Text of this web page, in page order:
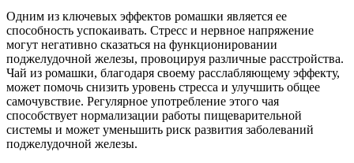
Одним из ключевых эффектов ромашки является ее
способность успокаивать. Стресс и нервное напряжение
могут негативно сказаться на функционировании
поджелудочной железы, провоцируя различные расстройства.
Чай из ромашки, благодаря своему расслабляющему эффекту,
может помочь снизить уровень стресса и улучшить общее
самочувствие. Регулярное употребление этого чая
способствует нормализации работы пищеварительной
системы и может уменьшить риск развития заболеваний
поджелудочной железы.